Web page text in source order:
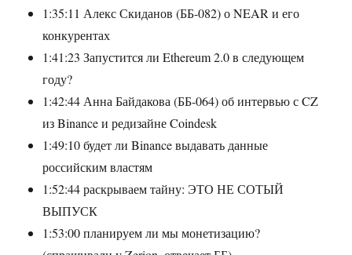
1:35:11 Алекс Скиданов (ББ-082) о NEAR и его
конкурентах
1:41:23 Запустится ли Ethereum 2.0 в следующем
году?
1:42:44 Анна Байдакова (ББ-064) об интервью с CZ
из Binance и редизайне Coindesk
1:49:10 будет ли Binance выдавать данные
российским властям
1:52:44 раскрываем тайну: ЭТО НЕ СОТЫЙ
ВЫПУСК
1:53:00 планируем ли мы монетизацию?